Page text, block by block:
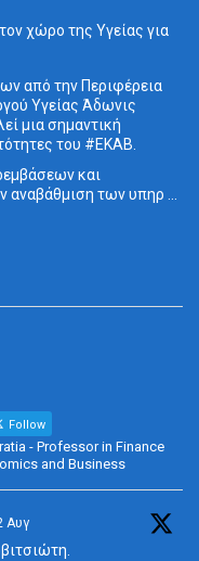
χώρο της Υγείας για
από την Περιφέρεια
Υγείας Άδωνις
μια σημαντική
του #ΕΚΑΒ.
και
αναβάθμιση των υπηρ ...
Follow
- Professor in Finance
and Business
Αυγ